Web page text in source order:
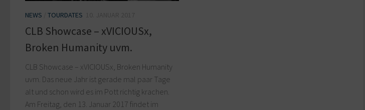
NEWS TOURDATES
CLB Showcase – xVICIOUSx,
Broken Humanity uvm.
CLB Showcase – xVICIOUSx, Broken Humanity
uvm. Das neue Jahr ist gerade mal paar Tage
alt und schon wird es im Pott richtig krachen.
Am Freitag, den 13. Januar 2017 findet im